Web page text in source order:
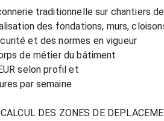
traditionnelle sur chantiers
des fondations, murs,
et des normes en vigueur
de métier du bâtiment
selon profil et
par semaine
DES ZONES DE